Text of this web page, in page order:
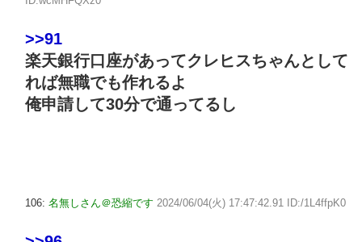
>>91
楽天銀行口座があってクレヒスちゃんとして
れば無職でも作れるよ
俺申請して30分で通ってるし
106: 名無しさん＠恐縮です 2024/06/04(火) 17:47:42.91 ID:/1L4ffpK0